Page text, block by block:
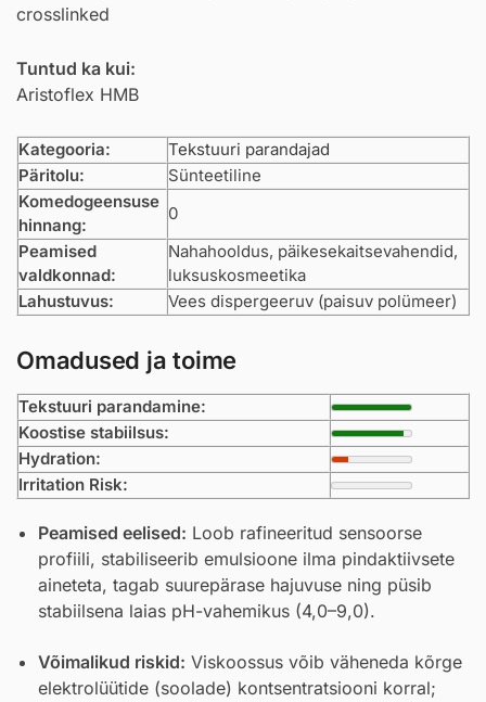
crosslinked
Tuntud ka kui:
Aristoflex HMB
Kategooria:
Tekstuuri parandajad
Päritolu:
Sünteetiline
Komedogeensuse
hinnang:
0
Peamised
valdkonnad:
Nahahooldus, päikesekaitsevahendid,
luksuskosmeetika
Lahustuvus:
Vees dispergeeruv (paisuv polümeer)
Omadused ja toime
Tekstuuri parandamine:
Koostise stabiilsus:
Hydration:
Irritation Risk:
Peamised eelised: Loob rafineeritud sensoorse
profiili, stabiliseerib emulsioone ilma pindaktiivsete
aineteta, tagab suurepärase hajuvuse ning püsib
stabiilsena laias pH-vahemikus (4,0–9,0).
Võimalikud riskid: Viskoossus võib väheneda kõrge
elektrolüütide (soolade) kontsentratsiooni korral;